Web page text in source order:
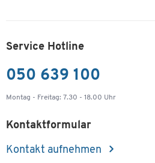
Service Hotline
050 639 100
Montag - Freitag: 7.30 - 18.00 Uhr
Kontaktformular
Kontakt aufnehmen